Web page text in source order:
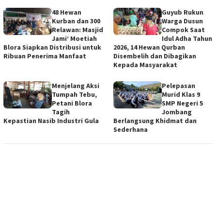
48 Hewan
Kurban dan 300
Relawan: Masjid
Jami’ Moetiah
Blora Siapkan Distribusi untuk
Ribuan Penerima Manfaat
Guyub Rukun
Warga Dusun
Compok Saat
Idul Adha Tahun
2026, 14 Hewan Qurban
Disembelih dan Dibagikan
Kepada Masyarakat
Menjelang Aksi
Tumpah Tebu,
Petani Blora
Tagih
Kepastian Nasib Industri Gula
Pelepasan
Murid Klas 9
SMP Negeri 5
Jombang
Berlangsung Khidmat dan
Sederhana